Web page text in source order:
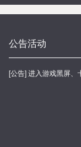
公告活动